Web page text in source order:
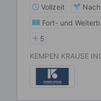
Vollzeit
Fort- und
5
KEMPEN KRAUSE